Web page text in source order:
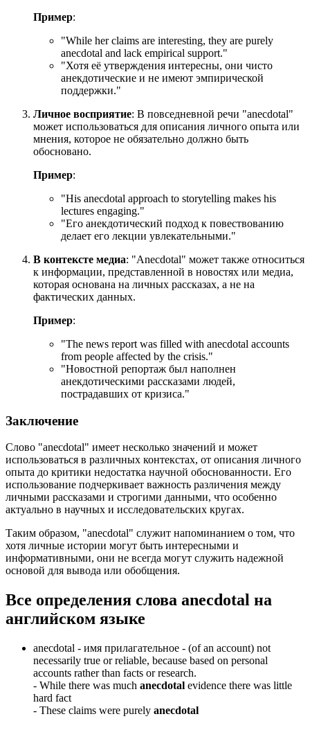
Пример:
"While her claims are interesting, they are purely
anecdotal and lack empirical support."
"Хотя её утверждения интересны, они чисто
анекдотические и не имеют эмпирической
поддержки."
Личное восприятие: В повседневной речи "anecdotal"
может использоваться для описания личного опыта или
мнения, которое не обязательно должно быть
обосновано.
Пример:
"His anecdotal approach to storytelling makes his
lectures engaging."
"Его анекдотический подход к повествованию
делает его лекции увлекательными."
В контексте медиа: "Anecdotal" может также относиться
к информации, представленной в новостях или медиа,
которая основана на личных рассказах, а не на
фактических данных.
Пример:
"The news report was filled with anecdotal accounts
from people affected by the crisis."
"Новостной репортаж был наполнен
анекдотическими рассказами людей,
пострадавших от кризиса."
Заключение
Слово "anecdotal" имеет несколько значений и может
использоваться в различных контекстах, от описания личного
опыта до критики недостатка научной обоснованности. Его
использование подчеркивает важность различения между
личными рассказами и строгими данными, что особенно
актуально в научных и исследовательских кругах.
Таким образом, "anecdotal" служит напоминанием о том, что
хотя личные истории могут быть интересными и
информативными, они не всегда могут служить надежной
основой для вывода или обобщения.
Все определения слова anecdotal на
английском языке
anecdotal - имя прилагательное - (of an account) not
necessarily true or reliable, because based on personal
accounts rather than facts or research.
- While there was much anecdotal evidence there was little
hard fact
- These claims were purely anecdotal